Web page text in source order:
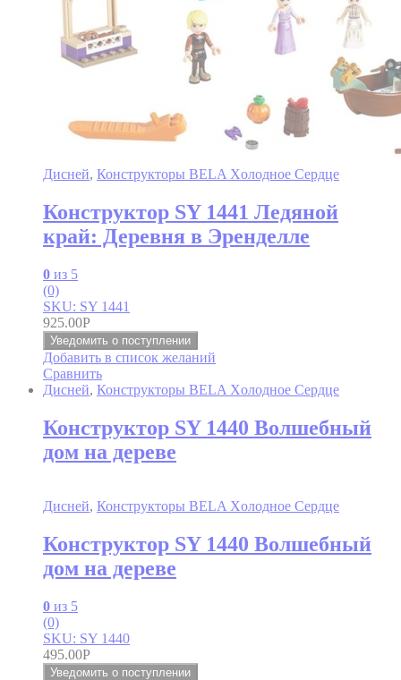
Дисней, Конструкторы BELA Xолодное Cердце
Конструктор SY 1441 Ледяной
край: Деревня в Эренделле
0 из 5
(0)
SKU: SY 1441
925.00Р
Уведомить о поступлении
Добавить в список желаний
Сравнить
Дисней, Конструкторы BELA Xолодное Cердце
Конструктор SY 1440 Волшебный
дом на дереве
Дисней, Конструкторы BELA Xолодное Cердце
Конструктор SY 1440 Волшебный
дом на дереве
0 из 5
(0)
SKU: SY 1440
495.00Р
Уведомить о поступлении